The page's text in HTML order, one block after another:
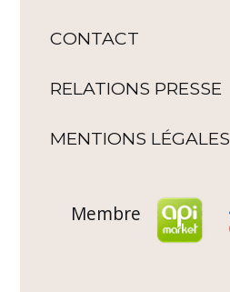
CONTACT
RELATIONS PRESSE
MENTIONS LÉGALES
Membre